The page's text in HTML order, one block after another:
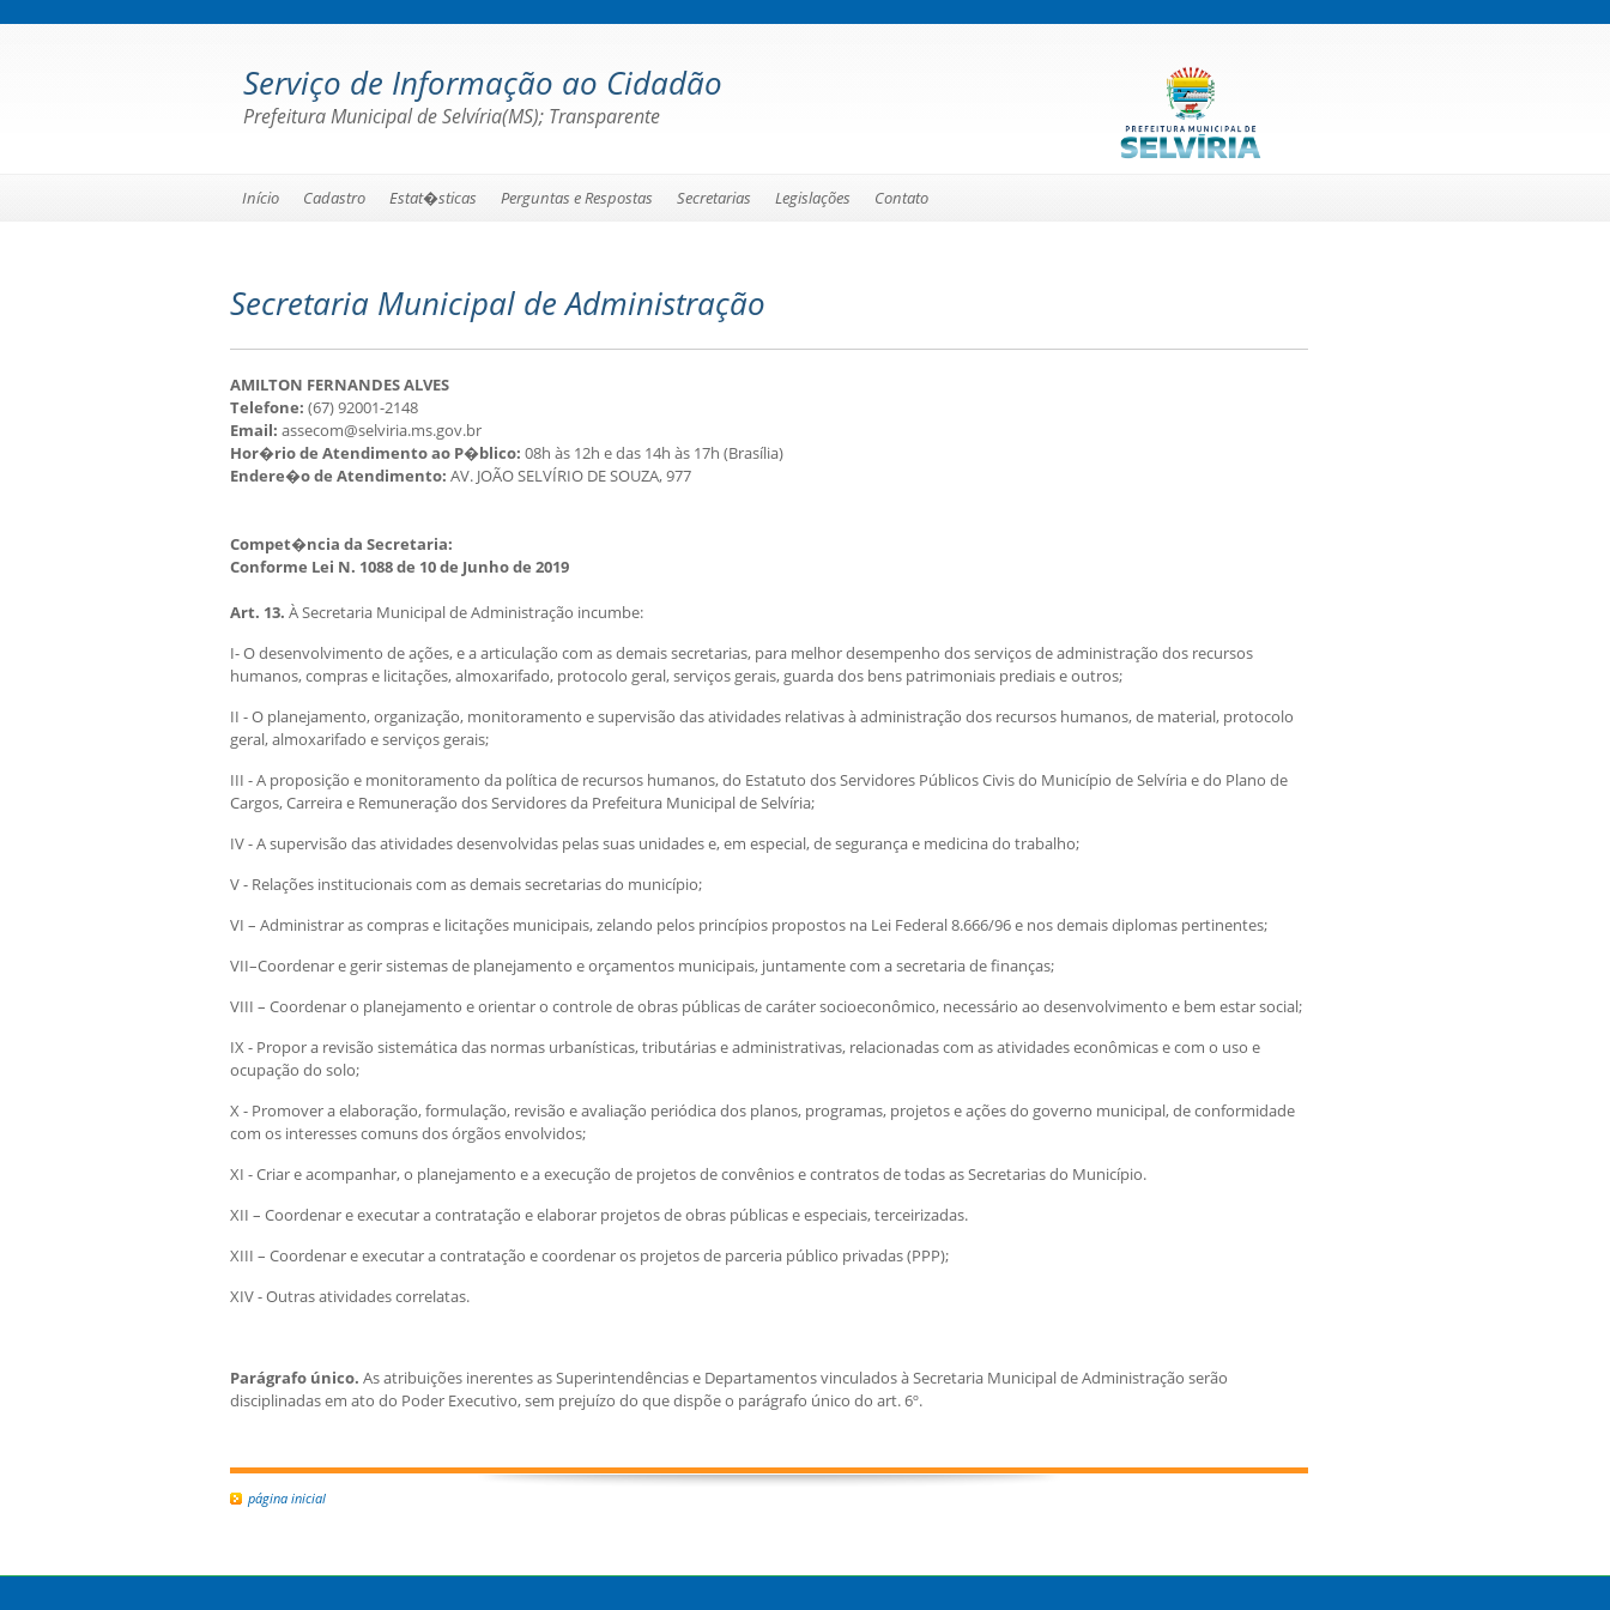
Serviço de Informação ao Cidadão
Prefeitura Municipal de Selvíria(MS); Transparente
Início Cadastro Estat�sticas Perguntas e Respostas Secretarias Legislações Contato
Secretaria Municipal de Administração
AMILTON FERNANDES ALVES
Telefone: (67) 92001-2148
Email: assecom@selviria.ms.gov.br
Hor�rio de Atendimento ao P�blico: 08h às 12h e das 14h às 17h (Brasília)
Endere�o de Atendimento: AV. JOÃO SELVÍRIO DE SOUZA, 977
Compet�ncia da Secretaria:
Conforme Lei N. 1088 de 10 de Junho de 2019
Art. 13. À Secretaria Municipal de Administração incumbe:
I- O desenvolvimento de ações, e a articulação com as demais secretarias, para melhor desempenho dos serviços de administração dos recursos
humanos, compras e licitações, almoxarifado, protocolo geral, serviços gerais, guarda dos bens patrimoniais prediais e outros;
II - O planejamento, organização, monitoramento e supervisão das atividades relativas à administração dos recursos humanos, de material, protocolo
geral, almoxarifado e serviços gerais;
III - A proposição e monitoramento da política de recursos humanos, do Estatuto dos Servidores Públicos Civis do Município de Selvíria e do Plano de
Cargos, Carreira e Remuneração dos Servidores da Prefeitura Municipal de Selvíria;
IV - A supervisão das atividades desenvolvidas pelas suas unidades e, em especial, de segurança e medicina do trabalho;
V - Relações institucionais com as demais secretarias do município;
VI – Administrar as compras e licitações municipais, zelando pelos princípios propostos na Lei Federal 8.666/96 e nos demais diplomas pertinentes;
VII–Coordenar e gerir sistemas de planejamento e orçamentos municipais, juntamente com a secretaria de finanças;
VIII – Coordenar o planejamento e orientar o controle de obras públicas de caráter socioeconômico, necessário ao desenvolvimento e bem estar social;
IX - Propor a revisão sistemática das normas urbanísticas, tributárias e administrativas, relacionadas com as atividades econômicas e com o uso e
ocupação do solo;
X - Promover a elaboração, formulação, revisão e avaliação periódica dos planos, programas, projetos e ações do governo municipal, de conformidade
com os interesses comuns dos órgãos envolvidos;
XI - Criar e acompanhar, o planejamento e a execução de projetos de convênios e contratos de todas as Secretarias do Município.
XII – Coordenar e executar a contratação e elaborar projetos de obras públicas e especiais, terceirizadas.
XIII – Coordenar e executar a contratação e coordenar os projetos de parceria público privadas (PPP);
XIV - Outras atividades correlatas.
Parágrafo único. As atribuições inerentes as Superintendências e Departamentos vinculados à Secretaria Municipal de Administração serão
disciplinadas em ato do Poder Executivo, sem prejuízo do que dispõe o parágrafo único do art. 6º.
página inicial